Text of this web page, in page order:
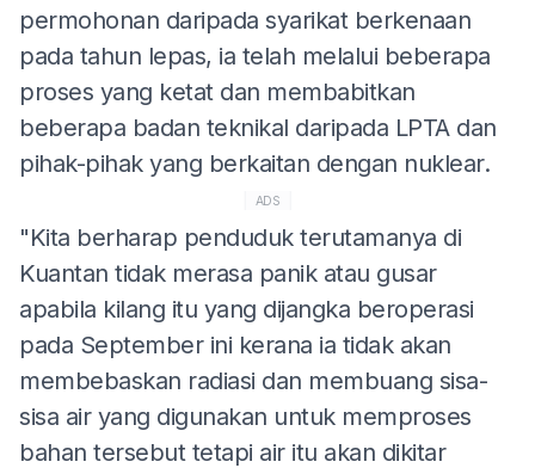
permohonan daripada syarikat berkenaan
pada tahun lepas, ia telah melalui beberapa
proses yang ketat dan membabitkan
beberapa badan teknikal daripada LPTA dan
pihak-pihak yang berkaitan dengan nuklear.
ADS
"Kita berharap penduduk terutamanya di
Kuantan tidak merasa panik atau gusar
apabila kilang itu yang dijangka beroperasi
pada September ini kerana ia tidak akan
membebaskan radiasi dan membuang sisa-
sisa air yang digunakan untuk memproses
bahan tersebut tetapi air itu akan dikitar